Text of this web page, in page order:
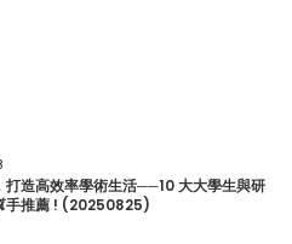
打造高效率學術生活──10 大大學生與研
手推薦 ! (20250825)